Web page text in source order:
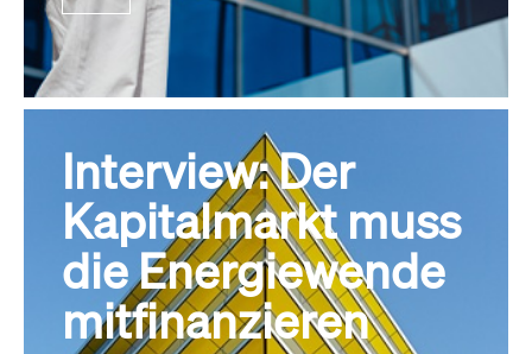
Interview: Der
Kapitalmarkt muss
die Energiewende
mitfinanzieren